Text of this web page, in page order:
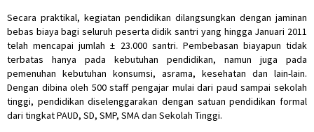
Secara praktikal, kegiatan pendidikan dilangsungkan dengan jaminan
bebas biaya bagi seluruh peserta didik santri yang hingga Januari 2011
telah mencapai jumlah ± 23.000 santri. Pembebasan biayapun tidak
terbatas hanya pada kebutuhan pendidikan, namun juga pada
pemenuhan kebutuhan konsumsi, asrama, kesehatan dan lain-lain.
Dengan dibina oleh 500 staff pengajar mulai dari paud sampai sekolah
tinggi, pendidikan diselenggarakan dengan satuan pendidikan formal
dari tingkat PAUD, SD, SMP, SMA dan Sekolah Tinggi.